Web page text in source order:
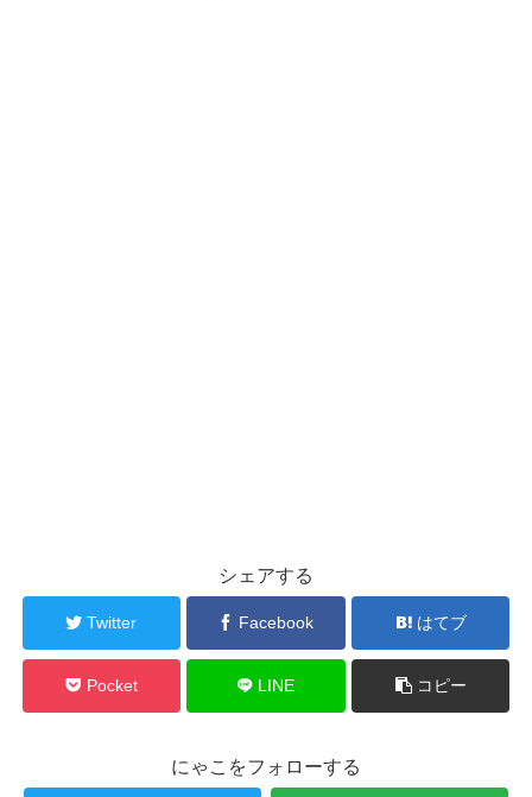
シェアする
Twitter Facebook はてブ
Pocket LINE コピー
にゃこをフォローする